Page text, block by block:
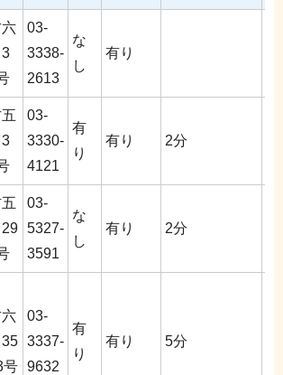
03-
3338-
2613
な
し
有り
03-
3330-
4121
有
り
有り 2分
03-
5327-
3591
な
し
有り 2分
号
03-
3337-
9632
有
り
有り 5分